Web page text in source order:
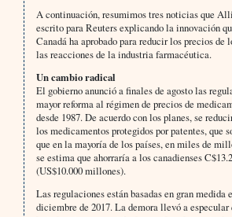
A continuación, resumimos tres noticias que
escrito para Reuters explicando la innovación
Canadá ha aprobado para reducir los precios de
las reacciones de la industria farmacéutica.
Un cambio radical
El gobierno anunció a finales de agosto las
mayor reforma al régimen de precios de
desde 1987. De acuerdo con los planes, se
los medicamentos protegidos por patentes, que
que en la mayoría de los países, en miles de
se estima que ahorraría a los canadienses
(US$10.000 millones).
Las regulaciones están basadas en gran medida
diciembre de 2017. La demora llevó a especular